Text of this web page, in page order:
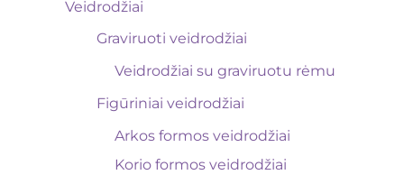
Veidrodžiai
Graviruoti veidrodžiai
Veidrodžiai su graviruotu rėmu
Figūriniai veidrodžiai
Arkos formos veidrodžiai
Korio formos veidrodžiai